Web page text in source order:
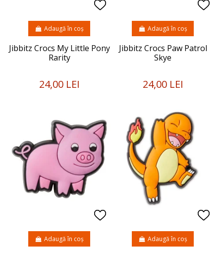
Jibbitz Crocs My Little Pony
Rarity
24,00 LEI
Adaugă în coș
Jibbitz Crocs Paw Patrol
Skye
24,00 LEI
Adaugă în coș
Adaugă în coș Adaugă în coș